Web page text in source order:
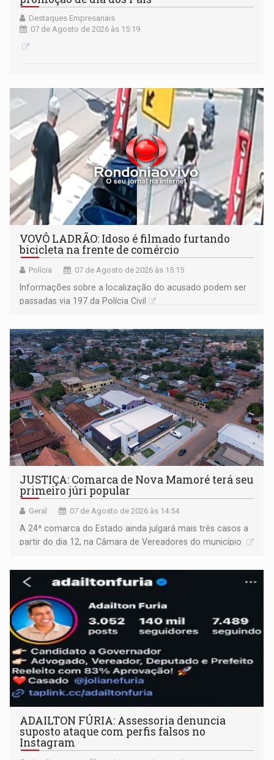
Destaques Empresariais
07 de Agosto de 2026 às 15:19
VOVÔ LADRÃO: Idoso é filmado furtando
bicicleta na frente de comércio
Polícia 07 de Agosto de 2026 às 15:15
Informações sobre a localização do acusado podem ser
passadas via 197 da Polícia Civil
JUSTIÇA: Comarca de Nova Mamoré terá seu
primeiro júri popular
Geral 07 de Agosto de 2026 às 14:54
A 24ª comarca do Estado ainda julgará mais três casos a
partir do dia 12, na Câmara de Vereadores do município
ADAILTON FÚRIA: Assessoria denuncia
suposto ataque com perfis falsos no
Instagram